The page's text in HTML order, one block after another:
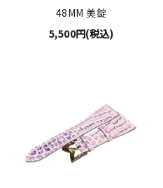
48MM 美錠
5,500円(税込)